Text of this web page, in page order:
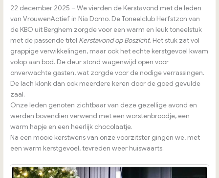
22 december 2025 – We vierden de Kerstavond met de leden
van VrouwenActief in Nia Domo. De Toneelclub Herfstzon van
de KBO uit Berghem zorgde voor een warm en leuk toneelstuk
met de passende titel Kerstavond op Boszicht. Het stuk zat vol
grappige verwikkelingen, maar ook het echte kerstgevoel kwam
volop aan bod. De deur stond wagenwijd open voor
onverwachte gasten, wat zorgde voor de nodige verrassingen.
De lach klonk dan ook meerdere keren door de goed gevulde
zaal.
Onze leden genoten zichtbaar van deze gezellige avond en
werden bovendien verwend met een worstenbroodje, een
warm hapje en een heerlijk chocolaatje.
Na een mooie kerstwens van onze voorzitster gingen we, met
een warm kerstgevoel, tevreden weer huiswaarts.